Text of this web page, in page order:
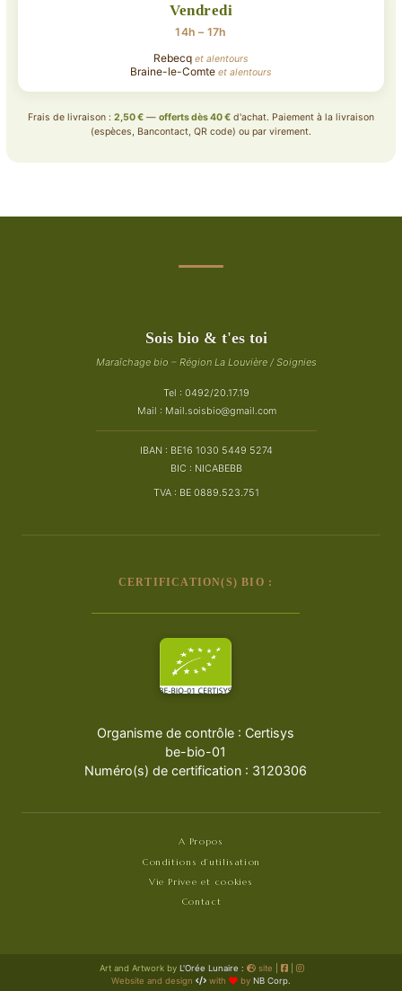
Vendredi
14h – 17h
Rebecq et alentours
Braine-le-Comte et alentours
Frais de livraison : 2,50 € — offerts dès 40 € d'achat. Paiement à la livraison
(espèces, Bancontact, QR code) ou par virement.
Sois bio & t'es toi
Maraîchage bio – Région La Louvière / Soignies
Tel : 0492/20.17.19
Mail : Mail.soisbio@gmail.com
IBAN : BE16 1030 5449 5274
BIC : NICABEBB
TVA : BE 0889.523.751
CERTIFICATION(S) BIO :
Organisme de contrôle : Certisys
be-bio-01
Numéro(s) de certification : 3120306
A Propos
Conditions d’utilisation
Vie Privee et cookies
Contact
Art and Artwork by L'Orée Lunaire : site
Website and design
with by NB Corp.